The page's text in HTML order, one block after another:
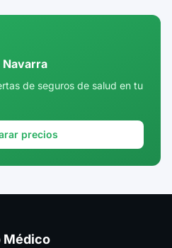
de seguros de salud en tu
precios
Médico